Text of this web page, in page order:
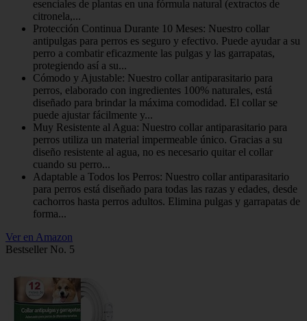
esenciales de plantas en una fórmula natural (extractos de
citronela,...
Protección Continua Durante 10 Meses: Nuestro collar
antipulgas para perros es seguro y efectivo. Puede ayudar a su
perro a combatir eficazmente las pulgas y las garrapatas,
protegiendo así a su...
Cómodo y Ajustable: Nuestro collar antiparasitario para
perros, elaborado con ingredientes 100% naturales, está
diseñado para brindar la máxima comodidad. El collar se
puede ajustar fácilmente y...
Muy Resistente al Agua: Nuestro collar antiparasitario para
perros utiliza un material impermeable único. Gracias a su
diseño resistente al agua, no es necesario quitar el collar
cuando su perro...
Adaptable a Todos los Perros: Nuestro collar antiparasitario
para perros está diseñado para todas las razas y edades, desde
cachorros hasta perros adultos. Elimina pulgas y garrapatas de
forma...
Ver en Amazon
Bestseller No. 5